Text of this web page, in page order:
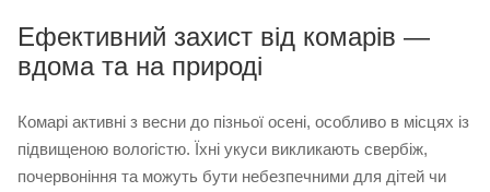
Ефективний захист від комарів —
вдома та на природі
Комарі активні з весни до пізньої осені, особливо в місцях із
підвищеною вологістю. Їхні укуси викликають свербіж,
почервоніння та можуть бути небезпечними для дітей чи